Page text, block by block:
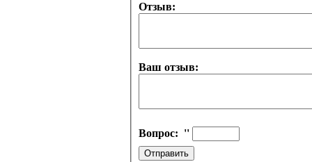
Отзыв:
Ваш отзыв:
Вопрос: ''